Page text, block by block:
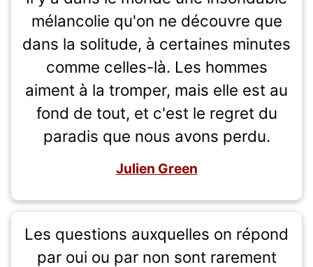
mélancolie qu'on ne découvre que
dans la solitude, à certaines minutes
comme celles-là. Les hommes
aiment à la tromper, mais elle est au
fond de tout, et c'est le regret du
paradis que nous avons perdu.
Julien Green
Les questions auxquelles on répond
par oui ou par non sont rarement